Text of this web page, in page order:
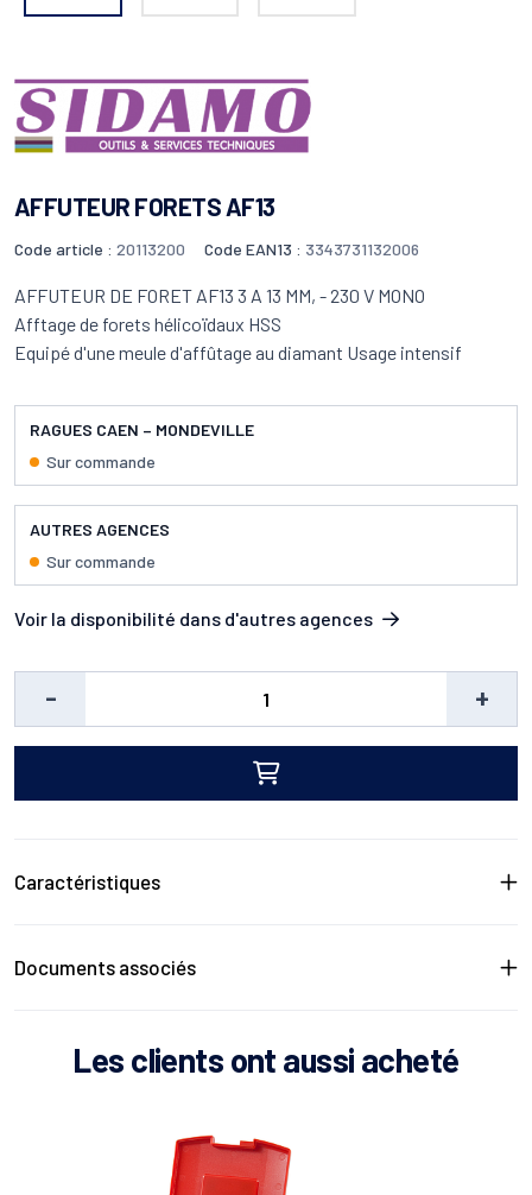
AFFUTEUR FORETS AF13
Code article : 20113200 Code EAN13 : 3343731132006
AFFUTEUR DE FORET AF13 3 A 13 MM, - 230 V MONO
Afftage de forets hélicoïdaux HSS
Equipé d'une meule d'affûtage au diamant Usage intensif
RAGUES CAEN – MONDEVILLE
Sur commande
AUTRES AGENCES
Sur commande
Voir la disponibilité dans d'autres agences
- +
Caractéristiques
Documents associés
Les clients ont aussi acheté